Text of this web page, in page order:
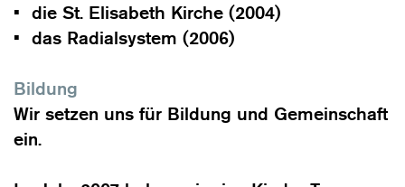
die St. Elisabeth Kirche (2004)
das Radialsystem (2006)
Bildung
Wir setzen uns für Bildung und Gemeinschaft
ein.